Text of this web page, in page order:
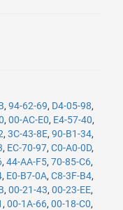
, 94-62-69, D4-05-98,
, 00-AC-E0, E4-57-40,
, 3C-43-8E, 90-B1-34,
, EC-70-97, C0-A0-0D,
, 44-AA-F5, 70-85-C6,
, E0-B7-0A, C8-3F-B4,
, 00-21-43, 00-23-EE,
, 00-1A-66, 00-18-C0,